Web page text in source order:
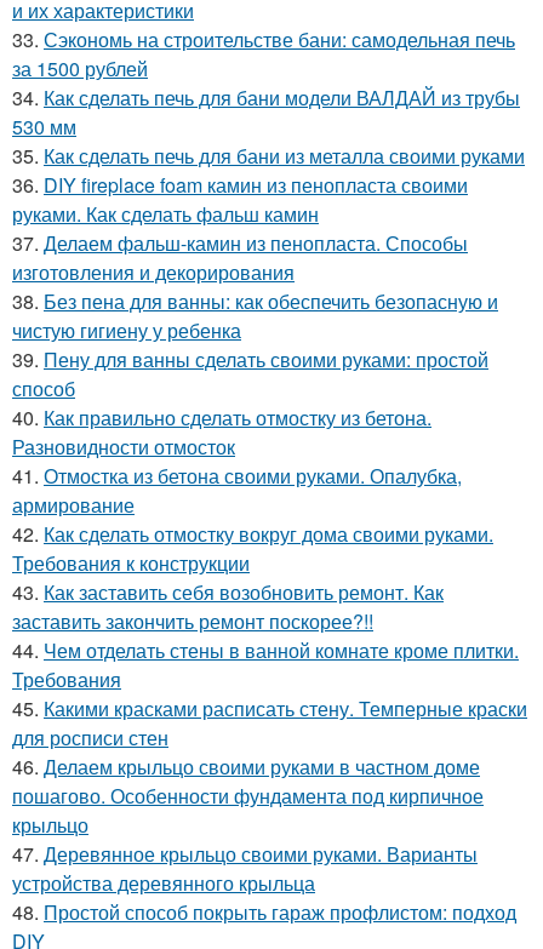
и их характеристики
33. Сэкономь на строительстве бани: самодельная печь
за 1500 рублей
34. Как сделать печь для бани модели ВАЛДАЙ из трубы
530 мм
35. Как сделать печь для бани из металла своими руками
36. DIY fireplace foam камин из пенопласта своими
руками. Как сделать фальш камин
37. Делаем фальш-камин из пенопласта. Способы
изготовления и декорирования
38. Без пена для ванны: как обеспечить безопасную и
чистую гигиену у ребенка
39. Пену для ванны сделать своими руками: простой
способ
40. Как правильно сделать отмостку из бетона.
Разновидности отмосток
41. Отмостка из бетона своими руками. Опалубка,
армирование
42. Как сделать отмостку вокруг дома своими руками.
Требования к конструкции
43. Как заставить себя возобновить ремонт. Как
заставить закончить ремонт поскорее?!!
44. Чем отделать стены в ванной комнате кроме плитки.
Требования
45. Какими красками расписать стену. Темперные краски
для росписи стен
46. Делаем крыльцо своими руками в частном доме
пошагово. Особенности фундамента под кирпичное
крыльцо
47. Деревянное крыльцо своими руками. Варианты
устройства деревянного крыльца
48. Простой способ покрыть гараж профлистом: подход
DIY